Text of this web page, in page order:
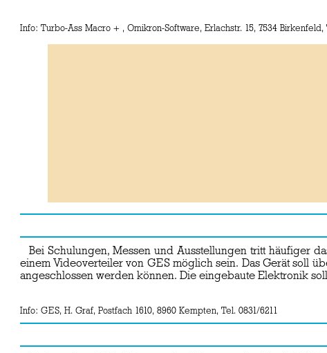
Info: Turbo-Ass Macro + , Omikron-Software, Erlachstr. 15, 7534 Birkenfeld,
Bei Schulungen, Messen und Ausstellungen tritt häufiger
einem Videoverteiler von GES möglich sein. Das Gerät soll
angeschlossen werden können. Die eingebaute Elektronik
Info: GES, H. Graf, Postfach 1610, 8960 Kempten, Tel. 0831/6211